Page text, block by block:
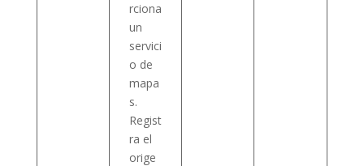
rciona
un
servici
o de
mapa
s.
Regist
ra el
orige